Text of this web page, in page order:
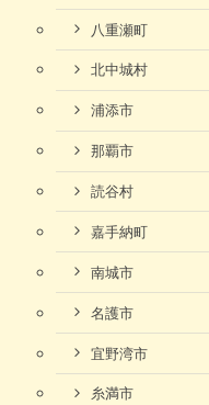
八重瀬町
北中城村
浦添市
那覇市
読谷村
嘉手納町
南城市
名護市
宜野湾市
糸満市